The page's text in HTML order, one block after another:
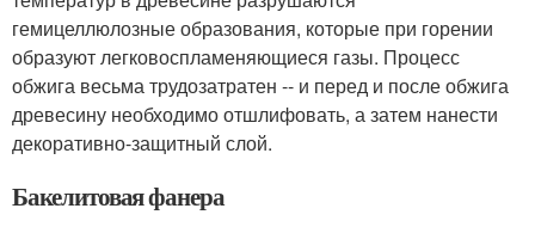
гемицеллюлозные образования, которые при горении
образуют легковоспламеняющиеся газы. Процесс
обжига весьма трудозатратен -- и перед и после обжига
древесину необходимо отшлифовать, а затем нанести
декоративно-защитный слой.
Бакелитовая фанера